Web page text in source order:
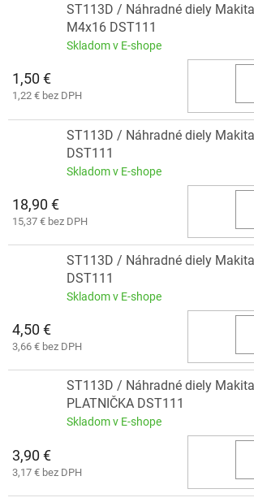
ST113D / Náhradné diely
M4x16 DST111
Skladom v E-shope
1,50 €
1,22 € bez DPH
ST113D / Náhradné diely
DST111
Skladom v E-shope
18,90 €
15,37 € bez DPH
ST113D / Náhradné diely
DST111
Skladom v E-shope
4,50 €
3,66 € bez DPH
ST113D / Náhradné diely
PLATNIČKA DST111
Skladom v E-shope
3,90 €
3,17 € bez DPH